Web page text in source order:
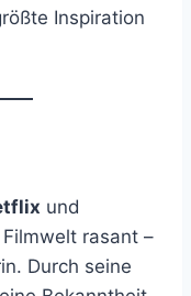
Inspiration
und
rasant –
Durch seine